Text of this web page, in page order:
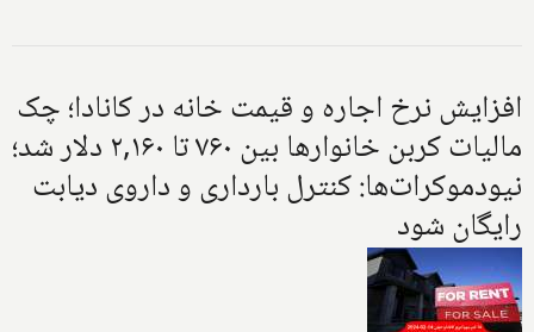
افزایش نرخ اجاره و قیمت خانه در کانادا؛ چک
مالیات کربن خانوارها بین ۷۶۰ تا ۲,۱۶۰ دلار شد؛
نیودموکرات‌ها: کنترل بارداری و داروی دیابت
رایگان شود